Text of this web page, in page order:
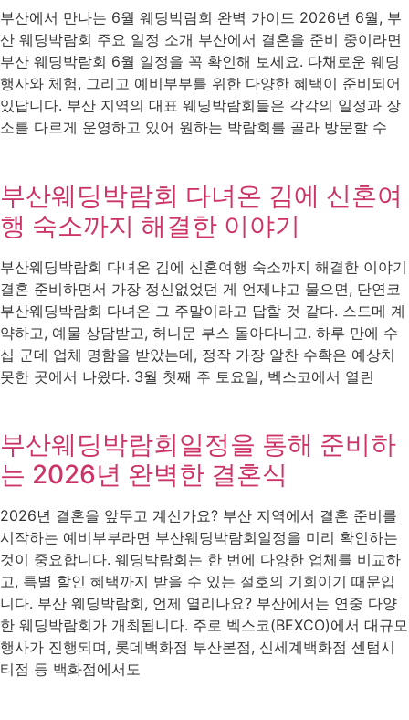
부산에서 만나는 6월 웨딩박람회 완벽 가이드 2026년 6월, 부
산 웨딩박람회 주요 일정 소개 부산에서 결혼을 준비 중이라면
부산 웨딩박람회 6월 일정을 꼭 확인해 보세요. 다채로운 웨딩
행사와 체험, 그리고 예비부부를 위한 다양한 혜택이 준비되어
있답니다. 부산 지역의 대표 웨딩박람회들은 각각의 일정과 장
소를 다르게 운영하고 있어 원하는 박람회를 골라 방문할 수
부산웨딩박람회 다녀온 김에 신혼여
행 숙소까지 해결한 이야기
부산웨딩박람회 다녀온 김에 신혼여행 숙소까지 해결한 이야기
결혼 준비하면서 가장 정신없었던 게 언제냐고 물으면, 단연코
부산웨딩박람회 다녀온 그 주말이라고 답할 것 같다. 스드메 계
약하고, 예물 상담받고, 허니문 부스 돌아다니고. 하루 만에 수
십 군데 업체 명함을 받았는데, 정작 가장 알찬 수확은 예상치
못한 곳에서 나왔다. 3월 첫째 주 토요일, 벡스코에서 열린
부산웨딩박람회일정을 통해 준비하
는 2026년 완벽한 결혼식
2026년 결혼을 앞두고 계신가요? 부산 지역에서 결혼 준비를
시작하는 예비부부라면 부산웨딩박람회일정을 미리 확인하는
것이 중요합니다. 웨딩박람회는 한 번에 다양한 업체를 비교하
고, 특별 할인 혜택까지 받을 수 있는 절호의 기회이기 때문입
니다. 부산 웨딩박람회, 언제 열리나요? 부산에서는 연중 다양
한 웨딩박람회가 개최됩니다. 주로 벡스코(BEXCO)에서 대규모
행사가 진행되며, 롯데백화점 부산본점, 신세계백화점 센텀시
티점 등 백화점에서도